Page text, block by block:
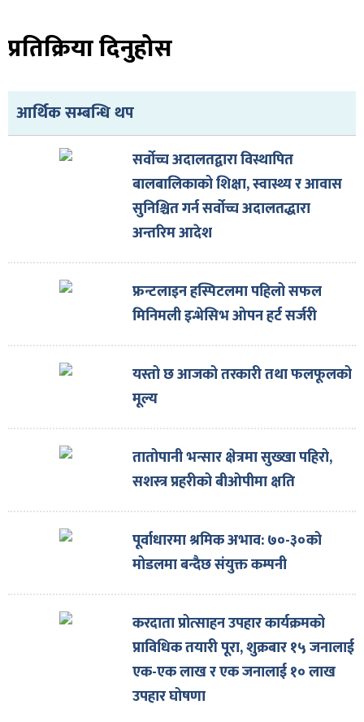
प्रतिक्रिया दिनुहोस
आर्थिक सम्बन्धि थप
सर्वोच्च अदालतद्वारा विस्थापित
बालबालिकाको शिक्षा, स्वास्थ्य र आवास
सुनिश्चित गर्न सर्वोच्च अदालतद्धारा
अन्तरिम आदेश
फ्रन्टलाइन हस्पिटलमा पहिलो सफल
मिनिमली इन्भेसिभ ओपन हर्ट सर्जरी
यस्तो छ आजको तरकारी तथा फलफूलको
मूल्य
तातोपानी भन्सार क्षेत्रमा सुख्खा पहिरो,
सशस्त्र प्रहरीको बीओपीमा क्षति
पूर्वाधारमा श्रमिक अभाव: ७०-३०को
मोडलमा बन्दैछ संयुक्त कम्पनी
करदाता प्रोत्साहन उपहार कार्यक्रमको
प्राविधिक तयारी पूरा, शुक्रबार १५ जनालाई
एक-एक लाख र एक जनालाई १० लाख
उपहार घोषणा